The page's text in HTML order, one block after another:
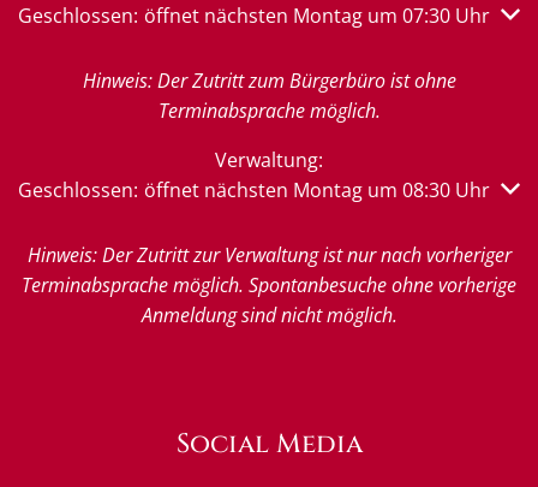
Klicken, um weitere Öffnungs- oder Schließzeiten
Geschlossen: öffnet nächsten Montag um 07:30 Uhr
Hinweis: Der Zutritt zum Bürgerbüro ist ohne
Terminabsprache möglich.
Verwaltung:
Klicken, um weitere Öffnungs- oder Schließzeiten
Geschlossen: öffnet nächsten Montag um 08:30 Uhr
Hinweis: Der Zutritt zur Verwaltung ist nur nach vorheriger
Terminabsprache möglich. Spontanbesuche ohne vorherige
Anmeldung sind nicht möglich.
Social Media